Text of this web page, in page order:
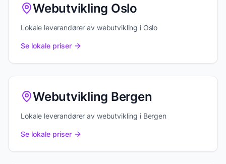
Webutvikling Oslo
Lokale leverandører av webutvikling i Oslo
Se lokale priser
Webutvikling Bergen
Lokale leverandører av webutvikling i Bergen
Se lokale priser